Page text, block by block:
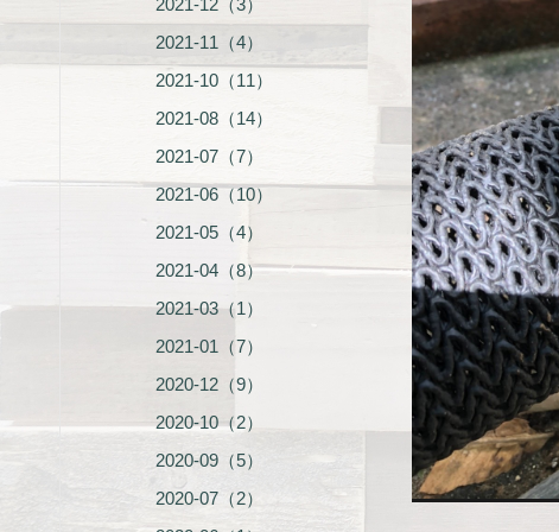
2021-12（3）
2021-11（4）
2021-10（11）
2021-08（14）
2021-07（7）
2021-06（10）
2021-05（4）
2021-04（8）
2021-03（1）
2021-01（7）
2020-12（9）
2020-10（2）
2020-09（5）
2020-07（2）